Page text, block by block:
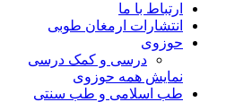
ارتباط با ما
انتشارات ارمغان طوبی
حوزوی
درسی و کمک درسی
نمایش همه حوزوی
طب اسلامی و طب سنتی